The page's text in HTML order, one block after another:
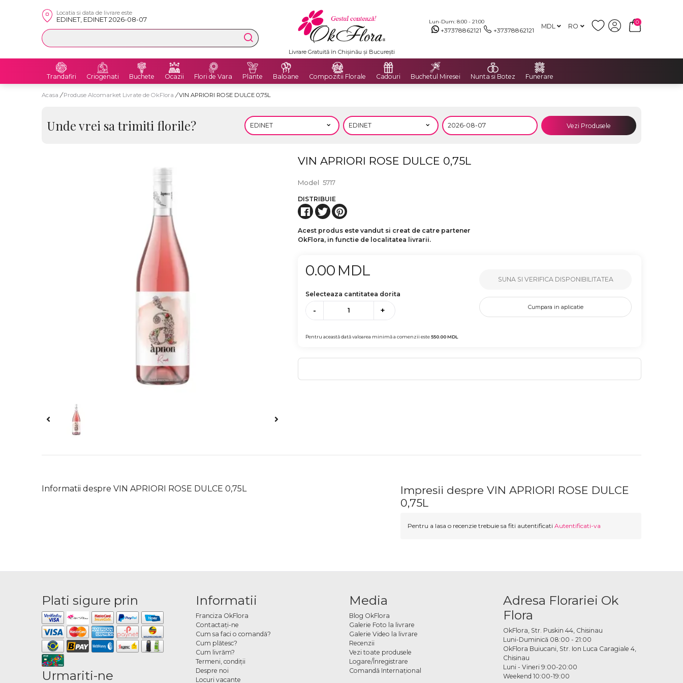
Locatia si data de livrare este
EDINET, EDINET 2026-08-07 Lun-Dum: 8:00 - 21:00
+37378862121 +37378862121 MDL RO
0
Livrare Gratuită în Chișinău și București
Trandafiri Criogenati Buchete Ocazii Flori de Vara Plante Baloane Compozitii Florale Cadouri Buchetul Miresei Nunta si Botez Funerare
Acasa / Produse Alcomarket Livrate de OkFlora / VIN APRIORI ROSE DULCE 0,75L
Unde vrei sa trimiti florile? Vezi Produsele
VIN APRIORI ROSE DULCE 0,75L
Model 5717
DISTRIBUIE
Acest produs este vandut si creat de catre partener
OkFlora, in functie de localitatea livrarii.
0.00 MDL
Selecteaza cantitatea dorita
- +
Pentru această dată valoarea minimă a comenzii este550.00MDL
SUNA SI VERIFICA DISPONIBILITATEA
Cumpara in aplicatie
Informatii despre VIN APRIORI ROSE DULCE 0,75L
Impresii despre VIN APRIORI ROSE DULCE
0,75L
Pentru a lasa o recenzie trebuie sa fiti autentificati Autentificati-va
Plati sigure prin
Urmariti-ne
Informatii
Franciza OkFlora
Contactaţi-ne
Cum sa faci o comandă?
Cum plătesc?
Cum livrăm?
Termeni, condiţii
Despre noi
Locuri vacante
Media
Blog OkFlora
Galerie Foto la livrare
Galerie Video la livrare
Recenzii
Vezi toate produsele
Logare/Înregistrare
Comandă Internațional
Adresa Florariei Ok
Flora
OkFlora, Str. Puskin 44, Chisinau
Luni-Duminică 08:00 - 21:00
OkFlora Buiucani, Str. Ion Luca Caragiale 4,
Chisinau
Luni - Vineri 9:00-20:00
Weekend 10:00-19:00